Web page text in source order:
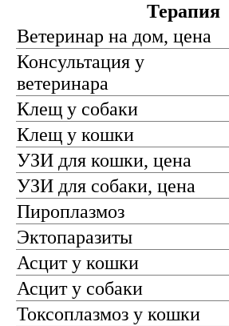
Терапия
Ветеринар на дом, цена
Консультация у
ветеринара
Клещ у собаки
Клещ у кошки
УЗИ для кошки, цена
УЗИ для собаки, цена
Пироплазмоз
Эктопаразиты
Асцит у кошки
Асцит у собаки
Токсоплазмоз у кошки